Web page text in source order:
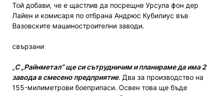
Той добави, че е щастлив да посрещне Урсула фон дер
Лайен и комисаря по отбрана Андрюс Кубилиус във
Вазовските машиностроителни заводи.
свързани
„С „Райнметал“ ще си сътрудничим и планираме да има 2
завода в смесено предприятие. Два за производство на
155-милиметрови боеприпаси. Освен това ще бъде